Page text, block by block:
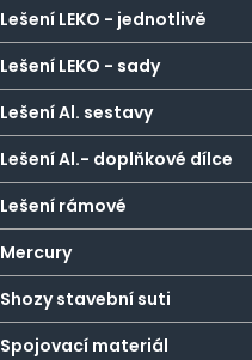
Lešení LEKO - jednotlivě
Lešení LEKO - sady
Lešení Al. sestavy
Lešení Al.- doplňkové dílce
Lešení rámové
Mercury
Shozy stavební suti
Spojovací materiál